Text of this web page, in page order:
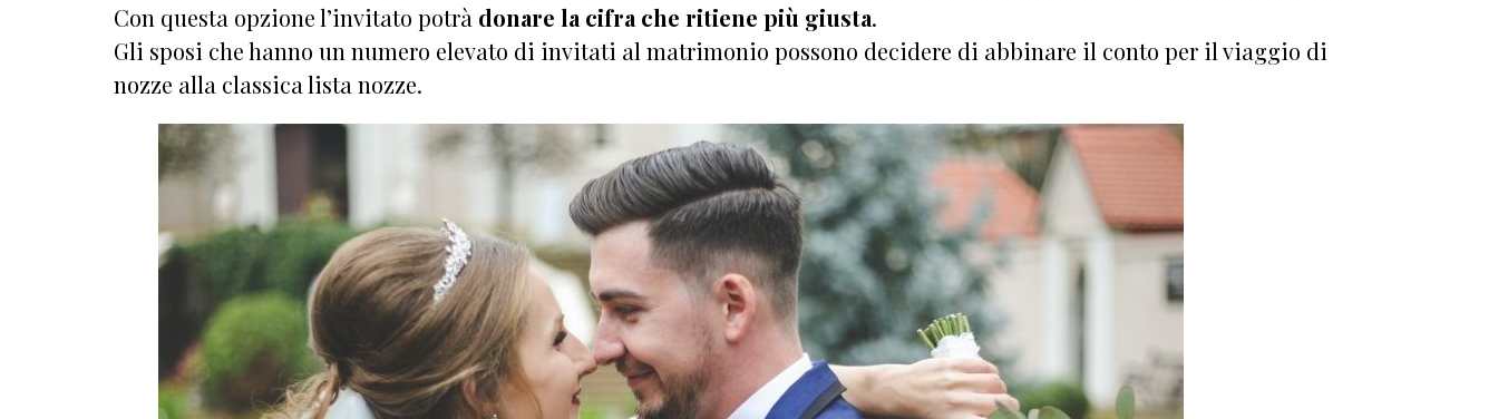
Con questa opzione l’invitato potrà donare la cifra che ritiene più giusta.
Gli sposi che hanno un numero elevato di invitati al matrimonio possono decidere di abbinare il conto per il viaggio di
nozze alla classica lista nozze.